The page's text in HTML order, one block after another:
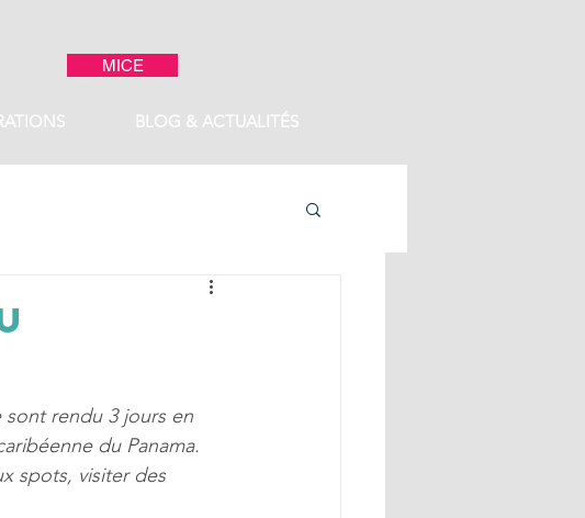
MICE
BLOG & ACTUALITÉS
sont rendu 3 jours en
du Panama.
spots, visiter des